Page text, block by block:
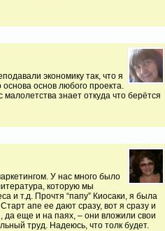
экономику так, что я
основ любого проекта.
знает откуда что берётся
У нас много было
которую мы
и т.д. Прочтя “папу” Киосаки, я была
апе ее дают сразу, вот я сразу и
да еще и на паях, – они вложили свои
труд. Надеюсь, что толк будет.